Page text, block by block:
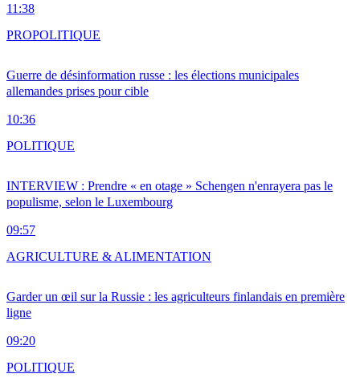
11:38
Guerre de désinformation russe : les élections municipales
allemandes prises pour cible
10:36
PROPOLITIQUE
INTERVIEW : Prendre « en otage » Schengen n'enrayera pas le
populisme, selon le Luxembourg
09:57
POLITIQUE
Garder un œil sur la Russie : les agriculteurs finlandais en première
ligne
09:20
AGRICULTURE & ALIMENTATION
POLITIQUE